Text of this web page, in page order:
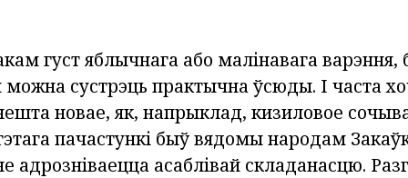
густ яблычнага або малінавага варэння,
можна сустрэць практычна ўсюды. І часта
новае, як, напрыклад, кизиловое
пачастункі быў вядомы народам
адрозніваецца асаблівай складанасцю.